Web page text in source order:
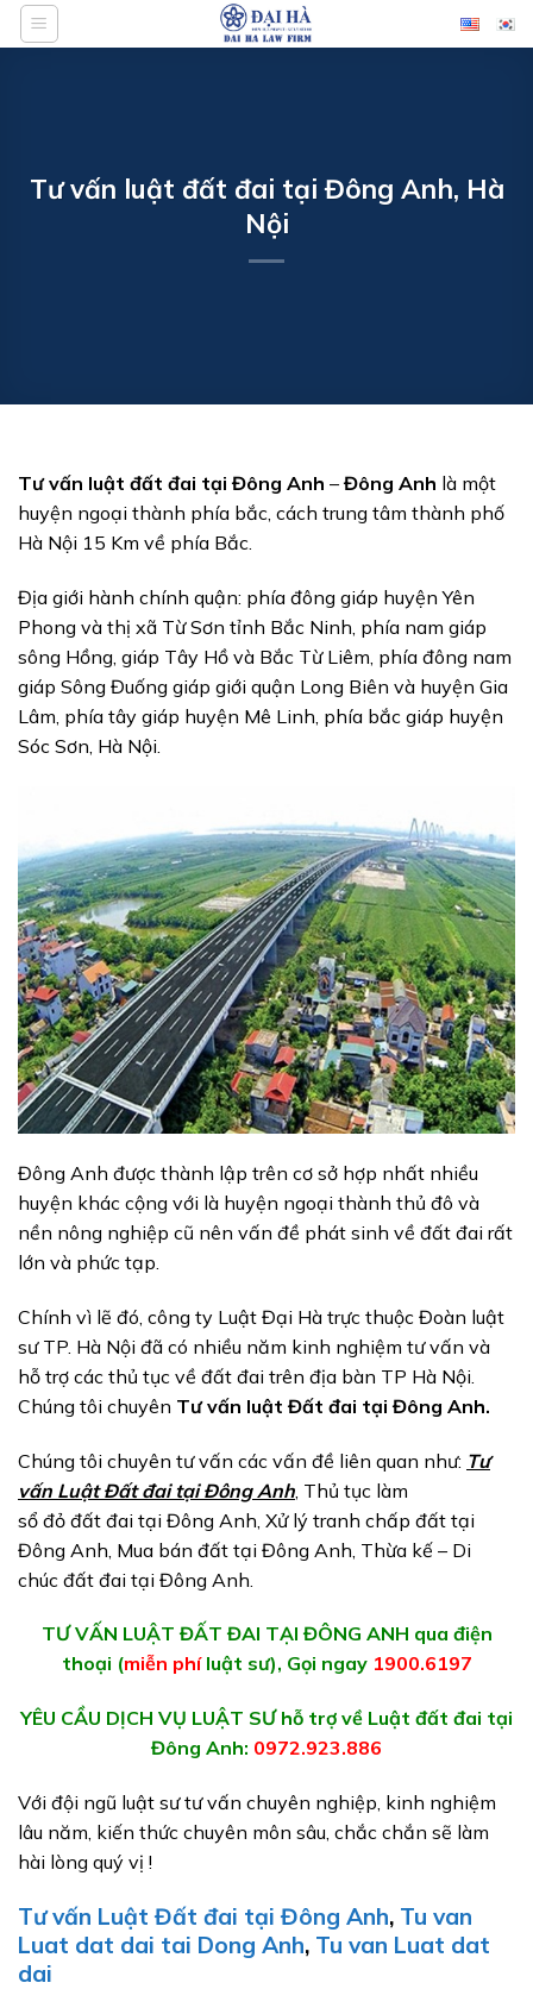
Bỏ
qua
Tư vấn luật đất đai tại Đông Anh, Hà
Nội
Tư vấn luật đất đai tại Đông Anh –Đông Anh là một
huyện ngoại thành phía bắc, cách trung tâm thành phố
Hà Nội 15 Km về phía Bắc.
Địa giới hành chính quận: phía đông giáp huyện Yên
Phong và thị xã Từ Sơn tỉnh Bắc Ninh, phía nam giáp
sông Hồng, giáp Tây Hồ và Bắc Từ Liêm, phía đông nam
giáp Sông Đuống giáp giới quận Long Biên và huyện Gia
Lâm, phía tây giáp huyện Mê Linh, phía bắc giáp huyện
Sóc Sơn, Hà Nội.
Đông Anh được thành lập trên cơ sở hợp nhất nhiều
huyện khác cộng với là huyện ngoại thành thủ đô và
nền nông nghiệp cũ nên vấn đề phát sinh về đất đai rất
lớn và phức tạp.
Chính vì lẽ đó, công ty Luật Đại Hà trực thuộc Đoàn luật
sư TP. Hà Nội đã có nhiều năm kinh nghiệm tư vấn và
hỗ trợ các thủ tục về đất đai trên địa bàn TP Hà Nội.
Chúng tôi chuyên Tư vấn luật Đất đai tại Đông Anh.
Chúng tôi chuyên tư vấn các vấn đề liên quan như: Tư
vấn Luật Đất đai tại Đông Anh , Thủ tục làm
sổ đỏ đất đai tại Đông Anh, Xử lý tranh chấp đất tại
Đông Anh, Mua bán đất tại Đông Anh, Thừa kế – Di
chúc đất đai tại Đông Anh.
TƯ VẤN LUẬT ĐẤT ĐAI TẠI ĐÔNG ANH qua điện
thoại (miễn phíluật sư), Gọi ngay1900.6197
YÊU CẦU DỊCH VỤ LUẬT SƯ hỗ trợ về Luật đất đai tại
Đông Anh: 0972.923.886
Với đội ngũ luật sư tư vấn chuyên nghiệp, kinh nghiệm
lâu năm, kiến thức chuyên môn sâu, chắc chắn sẽ làm
hài lòng quý vị !
Tư vấn Luật Đất đai tại Đông Anh, Tu van
Luat dat dai tai Dong Anh, Tu van Luat dat
dai